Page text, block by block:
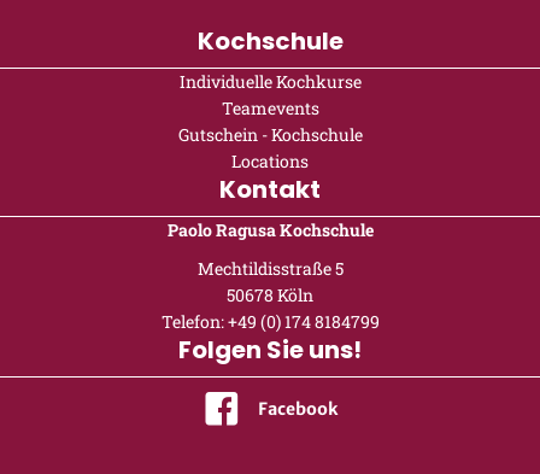
Kochschule
Individuelle Kochkurse
Teamevents
Gutschein - Kochschule
Locations
Kontakt
Paolo Ragusa Kochschule
Mechtildisstraße 5
50678 Köln
Telefon:+49 (0) 174 8184799
Folgen Sie uns!
Facebook